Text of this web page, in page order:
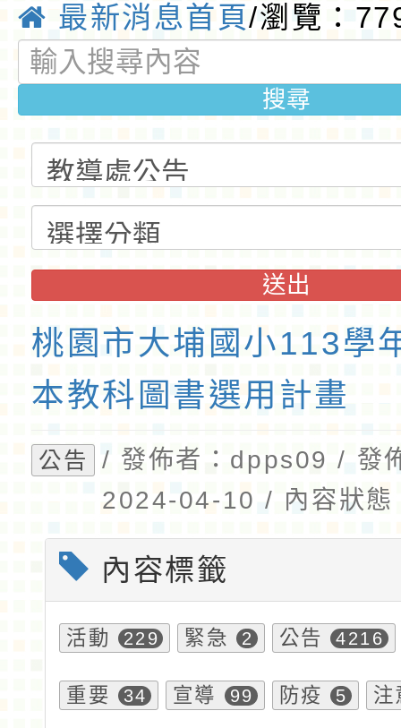
最新消息首頁/瀏覽：
搜尋
送出
桃園市大埔國小113學
本教科圖書選用計畫
公告
/ 發佈者：dpps09 / 發
2024-04-10 / 內容狀態
內容標籤
活動 229 緊急 2 公告 4216
重要 34 宣導 99 防疫 5 注